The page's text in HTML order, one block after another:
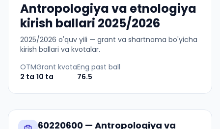
Antropologiya va etnologiya
kirish ballari 2025/2026
2025/2026 o'quv yili — grant va shartnoma bo'yicha
kirish ballari va kvotalar.
OTM
2 ta
Grant kvota
10 ta
Eng past ball
76.5
60220600 — Antropologiya va